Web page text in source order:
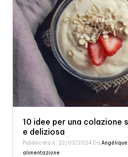
10 idee per una colazione
e deliziosa
Pubblicato il : 22/03/2024 Da
alimentazione